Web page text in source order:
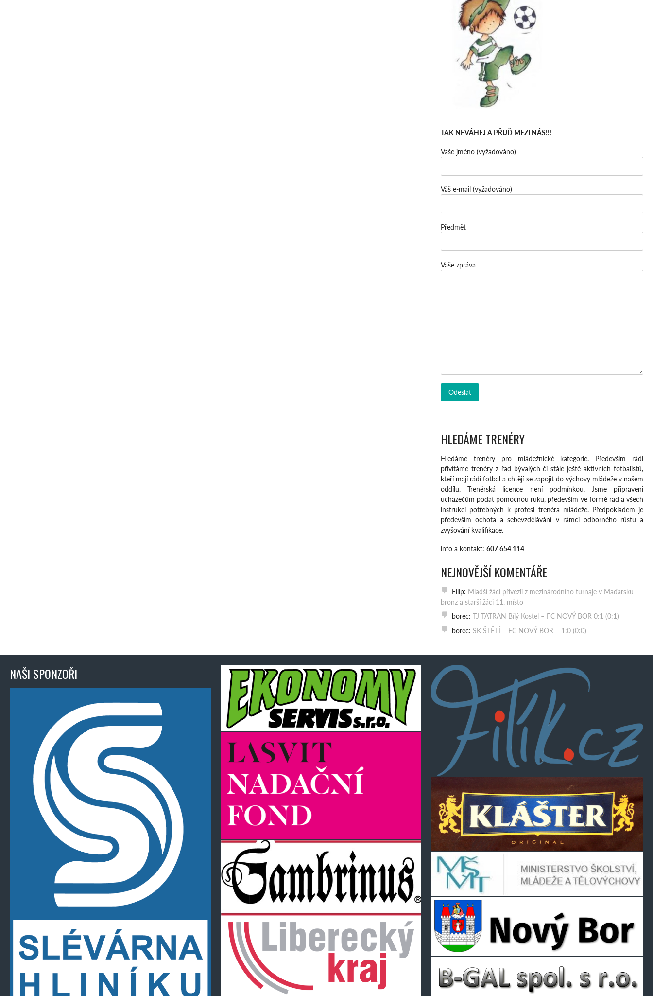
TAK NEVÁHEJ A PŘIJĎ MEZI NÁS!!!
Vaše jméno (vyžadováno)
Váš e-mail (vyžadováno)
Předmět
Vaše zpráva
HLEDÁME TRENÉRY
Hledáme trenéry pro mládežnické kategorie. Především rádi
přivítáme trenéry z řad bývalých či stále ještě aktivních fotbalistů,
kteří mají rádi fotbal a chtějí se zapojit do výchovy mládeže v našem
oddílu. Trenérská licence není podmínkou. Jsme připraveni
uchazečům podat pomocnou ruku, především ve formě rad a všech
instrukcí potřebných k profesi trenéra mládeže. Předpokladem je
především ochota a sebevzdělávání v rámci odborného růstu a
zvyšování kvalifikace.
info a kontakt:607 654 114
NEJNOVĚJŠÍ KOMENTÁŘE
Filip: Mladší žáci přivezli z mezinárodního turnaje v Maďarsku
bronz a starší žáci 11. místo
borec: TJ TATRAN Bílý Kostel – FC NOVÝ BOR 0:1 (0:1)
borec: SK ŠTĚTÍ – FC NOVÝ BOR – 1:0 (0:0)
NAŠI SPONZOŘI